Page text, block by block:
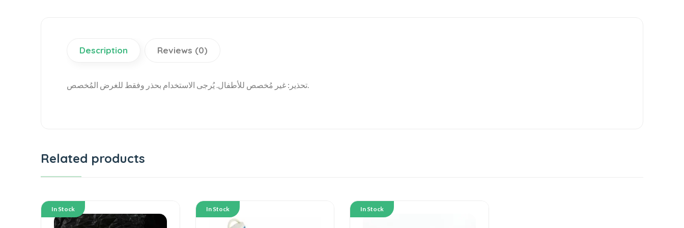
Description Reviews (0)
تحذير:غير مُخصص للأطفال. يُرجى الاستخدام بحذر وفقط للغرض المُخصص.
Related products
In Stock In Stock In Stock